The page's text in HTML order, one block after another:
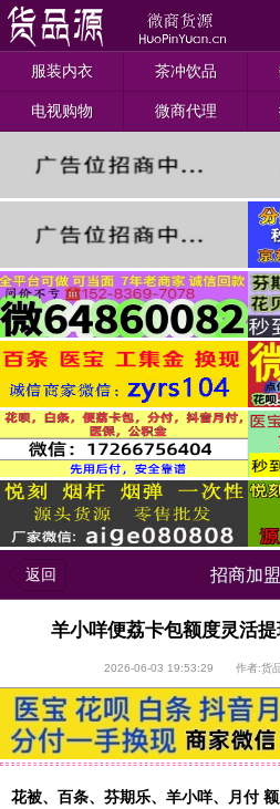
服装内衣 茶冲饮品
电视购物 微商代理
返回 招商加盟
羊小咩便荔卡包额度灵活
2026-06-03 19:53:29 作者:货
花被、百条、芬期乐、羊小咩、月付